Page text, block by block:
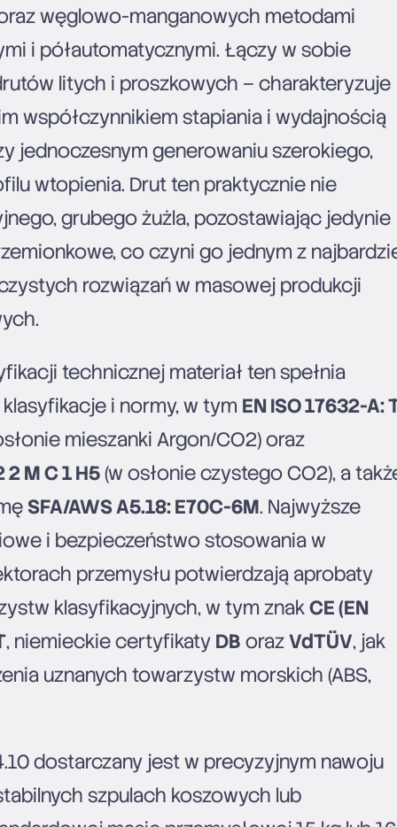
węglowo-manganowych metodami
i półautomatycznymi. Łączy w sobie
litych i proszkowych – charakteryzuje
współczynnikiem stapiania i wydajnością
jednoczesnym generowaniu szerokiego,
wtopienia. Drut ten praktycznie nie
grubego żużla, pozostawiając jedynie
co czyni go jednym z
rozwiązań w masowej produkcji
technicznej materiał ten spełnia
i normy, w tym EN ISO 17632-A:
mieszanki Argon/CO2) oraz
2 M C 1 H5(w osłonie czystego CO2), a
SFA/AWS A5.18: E70C-6M. Najwyższe
i bezpieczeństwo stosowania w
przemysłu potwierdzają aprobaty
klasyfikacyjnych, w tym znakCE (EN
, niemieckie certyfikaty DB orazVdTÜV, jak
uznanych towarzystw morskich (ABS,
dostarczany jest w precyzyjnym nawoju
szpulach koszowych lub